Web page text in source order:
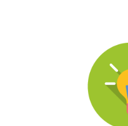
Integración
La IA permitirá a su
algoritmos y las
análisis de datos y